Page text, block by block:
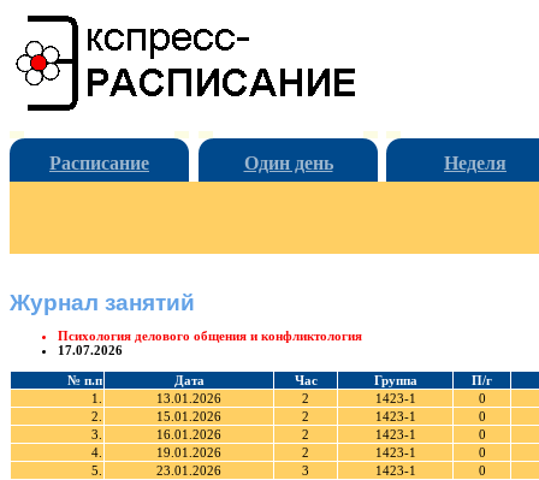
Расписание Один день Неделя
Журнал занятий
Психология делового общения и конфликтология
17.07.2026
№ п.п Дата Час Группа
П/г
1.
13.01.2026 2 1423-1
0
2.
15.01.2026 2 1423-1
0
3.
16.01.2026 2 1423-1
0
4.
19.01.2026 2 1423-1
0
5.
23.01.2026 3 1423-1
0